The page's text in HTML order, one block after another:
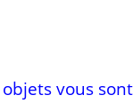
vous sont